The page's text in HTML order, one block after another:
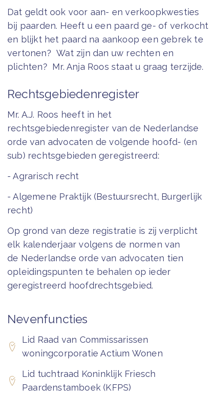
Dat geldt ook voor aan- en verkoopkwesties
bij paarden. Heeft u een paard ge- of verkocht
en blijkt het paard na aankoop een gebrek te
vertonen? Wat zijn dan uw rechten en
plichten? Mr. Anja Roos staat u graag terzijde.
Rechtsgebiedenregister
Mr. A.J. Roos heeft in het
rechtsgebiedenregister van de Nederlandse
orde van advocaten de volgende hoofd- (en
sub) rechtsgebieden geregistreerd:
- Agrarisch recht
- Algemene Praktijk (Bestuursrecht, Burgerlijk
recht)
Op grond van deze registratie is zij verplicht
elk kalenderjaar volgens de normen van
de Nederlandse orde van advocaten tien
opleidingspunten te behalen op ieder
geregistreerd hoofdrechtsgebied.
Nevenfuncties
Lid Raad van Commissarissen
woningcorporatie Actium Wonen
Lid tuchtraad Koninklijk Friesch
Paardenstamboek (KFPS)